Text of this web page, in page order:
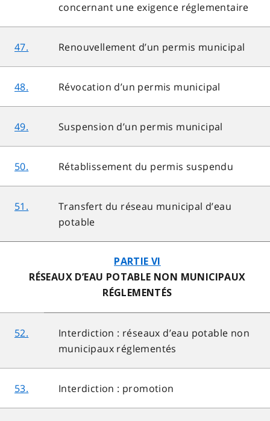
concernant une exigence réglementaire
47. Renouvellement d’un permis municipal
48. Révocation d’un permis municipal
49. Suspension d’un permis municipal
50. Rétablissement du permis suspendu
51.
Transfert du réseau municipal d’eau
potable
PARTIE VI
RÉSEAUX D’EAU POTABLE NON MUNICIPAUX
RÉGLEMENTÉS
52.
Interdiction : réseaux d’eau potable non
municipaux réglementés
53. Interdiction : promotion